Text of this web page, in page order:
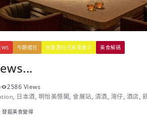
今期嚐日 在香港日式美食推介 美食解碼
2586 Views
, 日本酒, 明怡美憬閣, 會展站, 清酒, 灣仔, 酒店,
掘美食變得